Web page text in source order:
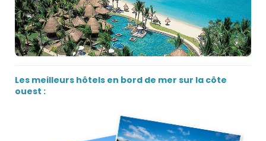
Les meilleurs hôtels en bord de mer sur la côte
ouest :